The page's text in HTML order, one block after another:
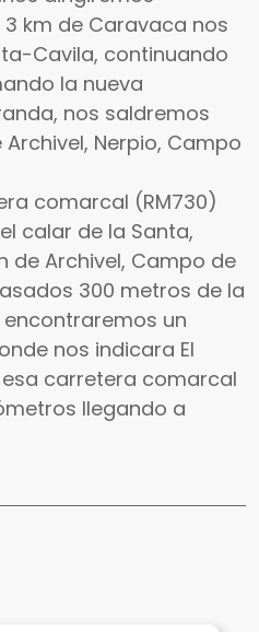
km de Caravaca nos
Cavila, continuando
la nueva
nos saldremos
Nerpio, Campo
comarcal (RM730)
calar de la Santa,
de Archivel, Campo de
300 metros de la
encontraremos un
nos indicara El
carretera comarcal
llegando a